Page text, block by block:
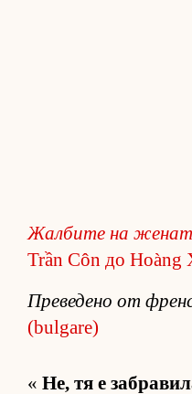
Жал­бите на
Trần Côn до Hoàng
Пре­ве­дено от
(bulgare)
« Не, тя е